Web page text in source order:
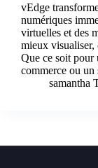
vEdge
numériques
virtuelles et des
mieux visualiser,
Que ce soit pour
commerce ou
samantha